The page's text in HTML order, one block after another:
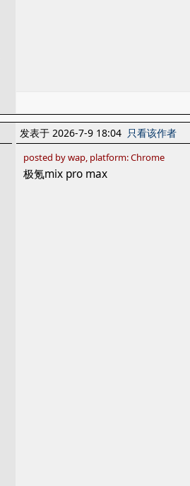
发表于 2026-7-9 18:04 只看该作者
posted by wap, platform: Chrome
极氪mix pro max